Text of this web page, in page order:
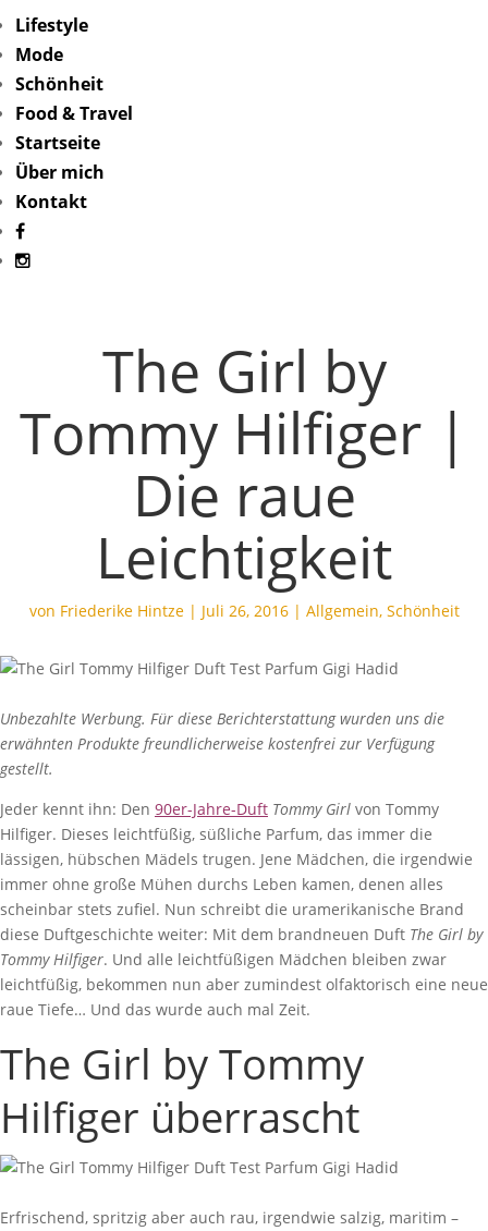
Lifestyle
Mode
Schönheit
Food & Travel
Startseite
Über mich
Kontakt
The Girl by
Tommy Hilfiger |
Die raue
Leichtigkeit
von Friederike Hintze| Juli 26, 2016| Allgemein, Schönheit
Unbezahlte Werbung. Für diese Berichterstattung wurden uns die
erwähnten Produkte freundlicherweise kostenfrei zur Verfügung
gestellt.
Jeder kennt ihn: Den 90er-Jahre-Duft Tommy Girl von Tommy
Hilfiger. Dieses leichtfüßig, süßliche Parfum, das immer die
lässigen, hübschen Mädels trugen. Jene Mädchen, die irgendwie
immer ohne große Mühen durchs Leben kamen, denen alles
scheinbar stets zufiel. Nun schreibt die uramerikanische Brand
diese Duftgeschichte weiter: Mit dem brandneuen Duft The Girl by
Tommy Hilfiger. Und alle leichtfüßigen Mädchen bleiben zwar
leichtfüßig, bekommen nun aber zumindest olfaktorisch eine neue
raue Tiefe… Und das wurde auch mal Zeit.
The Girl by Tommy
Hilfiger überrascht
Erfrischend, spritzig aber auch rau, irgendwie salzig, maritim –